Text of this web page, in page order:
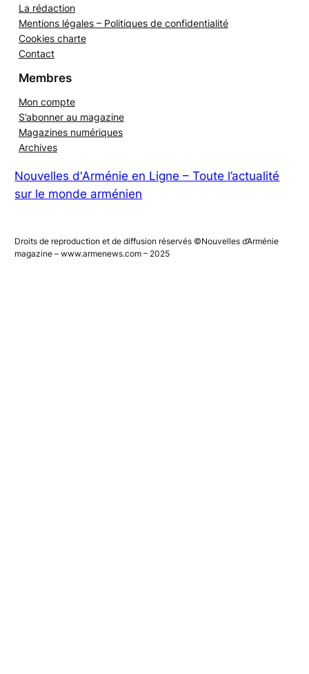
La rédaction
Mentions légales – Politiques de confidentialité
Cookies charte
Contact
Membres
Mon compte
S’abonner au magazine
Magazines numériques
Archives
Nouvelles d'Arménie en Ligne – Toute l’actualité
sur le monde arménien
Droits de reproduction et de diffusion réservés ©Nouvelles d’Arménie
magazine – www.armenews.com – 2025